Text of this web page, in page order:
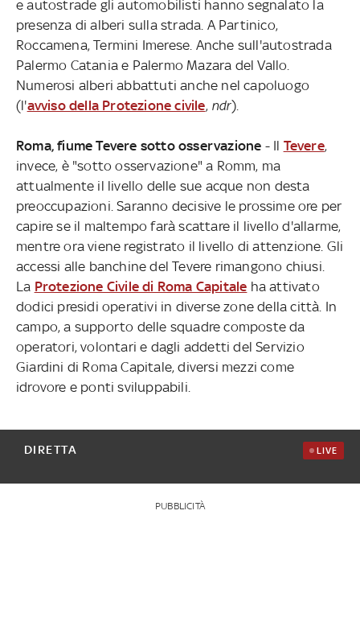
e autostrade gli automobilisti hanno segnalato la
presenza di alberi sulla strada. A Partinico,
Roccamena, Termini Imerese. Anche sull'autostrada
Palermo Catania e Palermo Mazara del Vallo.
Numerosi alberi abbattuti anche nel capoluogo
(l'avviso della Protezione civile, ndr).
Roma, fiume Tevere sotto osservazione - Il Tevere,
invece, è "sotto osservazione" a Romm, ma
attualmente il livello delle sue acque non desta
preoccupazioni. Saranno decisive le prossime ore per
capire se il maltempo farà scattare il livello d'allarme,
mentre ora viene registrato il livello di attenzione. Gli
accessi alle banchine del Tevere rimangono chiusi.
La Protezione Civile di Roma Capitale ha attivato
dodici presidi operativi in diverse zone della città. In
campo, a supporto delle squadre composte da
operatori, volontari e dagli addetti del Servizio
Giardini di Roma Capitale, diversi mezzi come
idrovore e ponti sviluppabili.
DIRETTA LIVE
PUBBLICITÀ